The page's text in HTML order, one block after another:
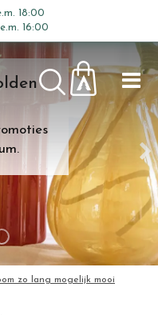
zo lang mogelijk mooi
18:00
16:00